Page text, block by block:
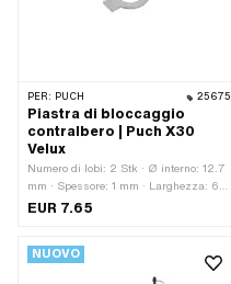
PER: PUCH 25675
Piastra di bloccaggio
contralbero | Puch X30
Velux
Numero di lobi: 2 Stk · Ø interno: 12.7
mm · Spessore: 1 mm · Larghezza: 6
mm · Larghezza 2: 9 mm
EUR 7.65
NUOVO